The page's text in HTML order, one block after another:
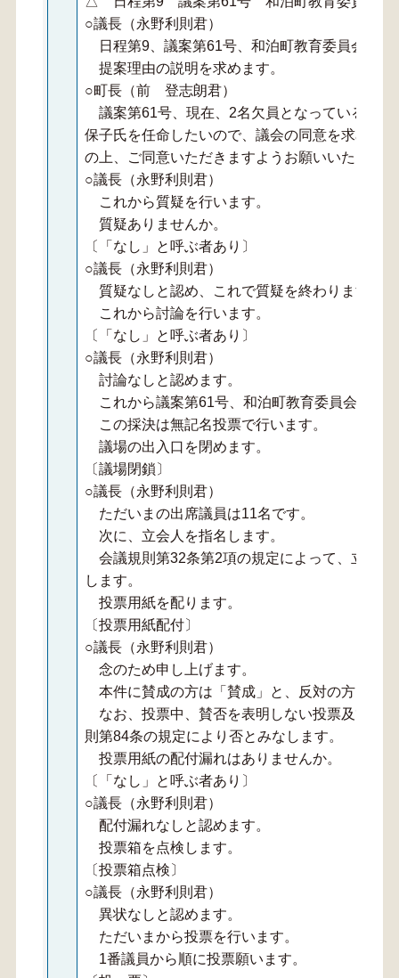
○議長（永野利則君）
日程第9、議案第61号、和泊町教育委員会委員
提案理由の説明を求めます。
○町長（前 登志朗君）
議案第61号、現在、2名欠員となっている教育
保子氏を任命したいので、議会の同意を求める
の上、ご同意いただきますようお願いいたしま
○議長（永野利則君）
これから質疑を行います。
質疑ありませんか。
〔「なし」と呼ぶ者あり〕
○議長（永野利則君）
質疑なしと認め、これで質疑を終わります。
これから討論を行います。
〔「なし」と呼ぶ者あり〕
○議長（永野利則君）
討論なしと認めます。
これから議案第61号、和泊町教育委員会委員
この採決は無記名投票で行います。
議場の出入口を閉めます。
〔議場閉鎖〕
○議長（永野利則君）
ただいまの出席議員は11名です。
次に、立会人を指名します。
会議規則第32条第2項の規定によって、立会人
します。
投票用紙を配ります。
〔投票用紙配付〕
○議長（永野利則君）
念のため申し上げます。
本件に賛成の方は「賛成」と、反対の方は「
なお、投票中、賛否を表明しない投票及び賛
則第84条の規定により否とみなします。
投票用紙の配付漏れはありませんか。
〔「なし」と呼ぶ者あり〕
○議長（永野利則君）
配付漏れなしと認めます。
投票箱を点検します。
〔投票箱点検〕
○議長（永野利則君）
異状なしと認めます。
ただいまから投票を行います。
1番議員から順に投票願います。